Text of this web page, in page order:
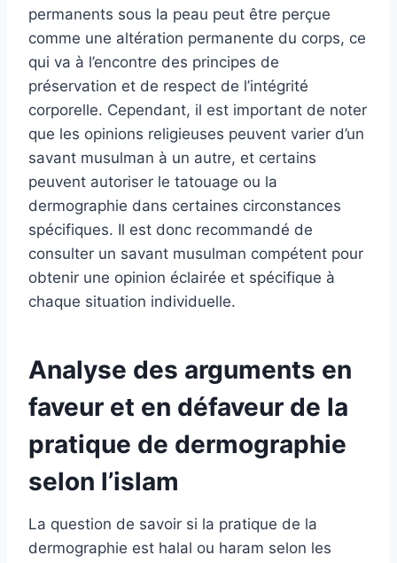
permanents sous la peau peut être perçue
comme une altération permanente du corps, ce
qui va à l’encontre des principes de
préservation et de respect de l’intégrité
corporelle. Cependant, il est important de noter
que les opinions religieuses peuvent varier d’un
savant musulman à un autre, et certains
peuvent autoriser le tatouage ou la
dermographie dans certaines circonstances
spécifiques. Il est donc recommandé de
consulter un savant musulman compétent pour
obtenir une opinion éclairée et spécifique à
chaque situation individuelle.
Analyse des arguments en
faveur et en défaveur de la
pratique de dermographie
selon l’islam
La question de savoir si la pratique de la
dermographie est halal ou haram selon les